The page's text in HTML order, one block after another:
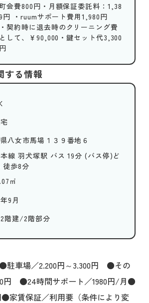
町会費800円・月額保証委託料：1,38
円 ・ruumサポート費用1,980円
・契約時に退去時のクリーニング費
として、￥90,000・鍵セット代3,300
円
する情報
八女市馬場１３９番地６
線 羽犬塚駅 バス 19分 (バス停)ど
徒歩8分
㎡
9月
建/2階部分
車場／2.200円～3.300円 ●その
円 ●24時間サポート／1980円/月●
●家賃保証／利用要（条件により変